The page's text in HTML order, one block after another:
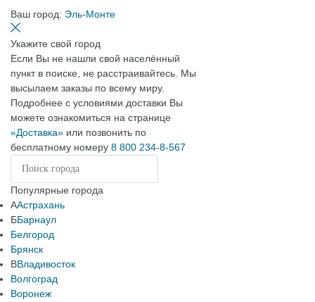
Ваш город: Эль-Монте
Укажите свой город
Если Вы не нашли свой населённый
пункт в поиске, не расстраивайтесь. Мы
высылаем заказы по всему миру.
Подробнее с условиями доставки Вы
можете ознакомиться на странице
«Доставка» или позвонить по
бесплатному номеру 8 800 234-8-567
Популярные города
ААстрахань
ББарнаул
Белгород
Брянск
ВВладивосток
Волгоград
Воронеж